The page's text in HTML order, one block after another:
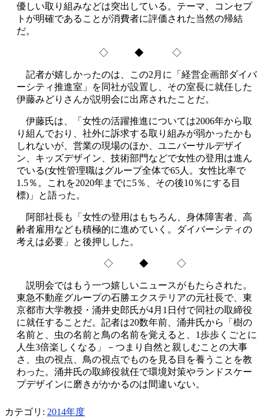
優しい取り組みなどは突出している。テーマ、コンセプ
トが明確であることが消費者に評価された当然の帰結
だ。
◇ ◆ ◇
記者が嬉しかったのは、この2月に「経営企画部ダイバ
ーシティ推進室」を同社が設置し、その室長に就任した
伊藤みどりさんが説明会に出席されたことだ。
伊藤氏は、「女性の活躍推進については2006年から取
り組んでおり、社外に訴求する取り組みが弱かったかも
しれないが、営業の現場のほか、ユニバーサルデザイ
ン、キッズデザイン、技術部門などで女性の登用は進ん
でいる(女性管理職はグループ全体で65人。女性比率で
1.5％。これを2020年までに5％、その後10％にする目
標)」と語った。
阿部社長も「女性の登用はもちろん、身体障害者、高
齢者雇用なども積極的に進めていく。ダイバーシティの
考えは必要」と後押しした。
◇ ◆ ◇
説明会ではもう一つ嬉しいニュースがもたらされた。
東急不動産グループの石勝エクステリアの元社長で、東
京都市大学教授・涌井史郎氏が4月1日付で同社の取締役
に就任することだ。記者は20数年前、涌井氏から「樹の
名前と、虫の名前と鳥の名前を覚えると、1歩歩くごとに
人生3倍楽しくなる」－つまり自然と親しむことの大事
さ、虫の視点、鳥の視点でものを見る目を養うことを教
わった。涌井氏の取締役就任で環境対策やランドスケー
プデザインに磨きがかかるのは間違いない。
カテゴリ: 2014年度